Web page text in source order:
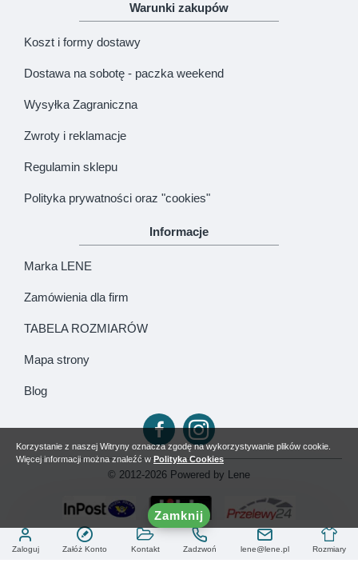
Warunki zakupów
Koszt i formy dostawy
Dostawa na sobotę - paczka weekend
Wysyłka Zagraniczna
Zwroty i reklamacje
Regulamin sklepu
Polityka prywatności oraz "cookies"
Informacje
Marka LENE
Zamówienia dla firm
TABELA ROZMIARÓW
Mapa strony
Blog
© 2012-2026 Powered by Lene
Zaloguj Załóż Konto Kontakt Zadzwoń lene@lene.pl Rozmiary
Zamknij
Korzystanie z naszej Witryny oznacza zgodę na wykorzystywanie plików cookie.
Więcej informacji można znaleźć wPolityka Cookies